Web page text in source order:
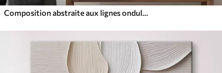
Composition abstraite aux lignes ondulées dynamiques, dans une palette de tons brun terre cuite